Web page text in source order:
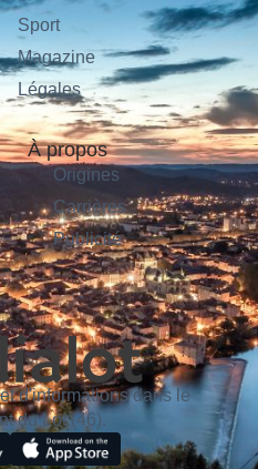
Sport
Magazine
Légales
À propos
Origines
Carrières
Publicité
d'informations dans le
du Lot (46).